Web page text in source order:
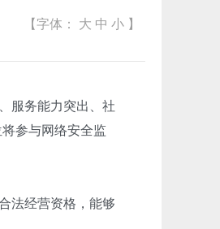
【字体： 大 中小 】
服务能力突出、社
参与网络安全监
法经营资格，能够